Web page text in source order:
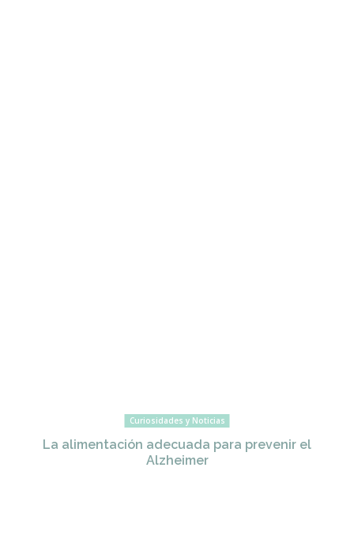
Curiosidades y Noticias
La alimentación adecuada para prevenir el
Alzheimer